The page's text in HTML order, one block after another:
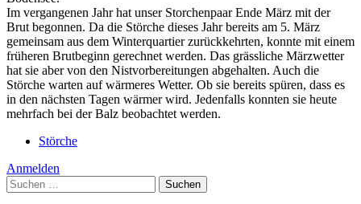
Im vergangenen Jahr hat unser Storchenpaar Ende März mit der
Brut begonnen. Da die Störche dieses Jahr bereits am 5. März
gemeinsam aus dem Winterquartier zurückkehrten, konnte mit einem
früheren Brutbeginn gerechnet werden. Das grässliche Märzwetter
hat sie aber von den Nistvorbereitungen abgehalten. Auch die
Störche warten auf wärmeres Wetter. Ob sie bereits spüren, dass es
in den nächsten Tagen wärmer wird. Jedenfalls konnten sie heute
mehrfach bei der Balz beobachtet werden.
Störche
Anmelden
Suchen
nach: